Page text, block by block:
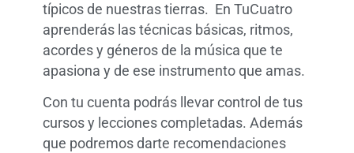
típicos de nuestras tierras. En TuCuatro
aprenderás las técnicas básicas, ritmos,
acordes y géneros de la música que te
apasiona y de ese instrumento que amas.
Con tu cuenta podrás llevar control de tus
cursos y lecciones completadas. Además
que podremos darte recomendaciones